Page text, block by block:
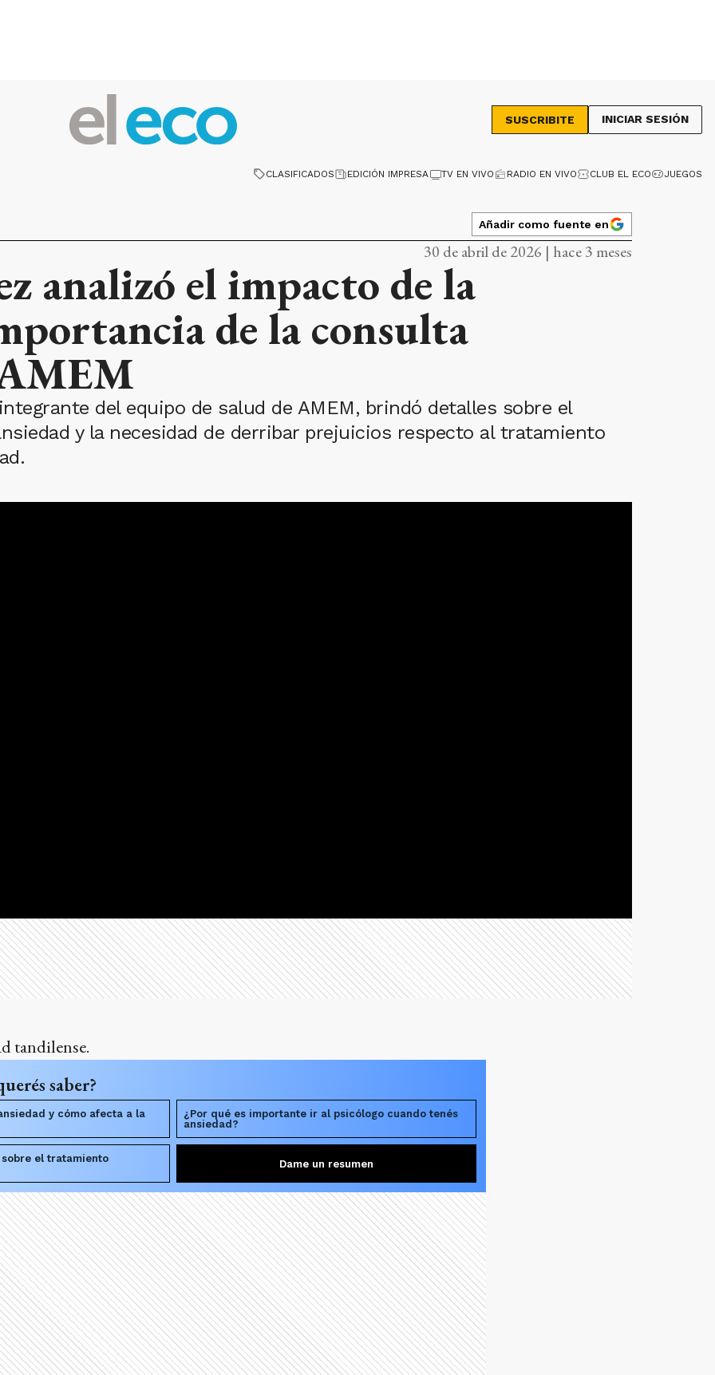
SUSCRIBITE INICIAR SESIÓN
CLASIFICADOS EDICIÓN IMPRESA TV EN VIVO RADIO EN VIVO CLUB EL ECO JUEGOS
Añadir como fuente en
30 de abril de 2026 | hace 3 meses
analizó el impacto de la
de la consulta
del equipo de salud de AMEM, brindó detalles sobre el
y la necesidad de derribar prejuicios respecto al tratamiento
tandilense.
saber?
y cómo afecta a la
¿Por qué es importante ir al psicólogo cuando tenés
ansiedad?
el tratamiento Dame un resumen